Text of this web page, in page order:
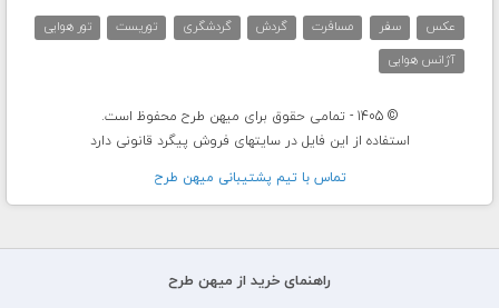
عکس سفر مسافرت گردش گردشگری توریست
تور هوایی
آژانس هوایی
© 1405 - تمامی حقوق برای میهن طرح محفوظ است.
استفاده از این فایل در سایتهای فروش پیگرد قانونی دارد
تماس با تيم پشتيبانی ميهن طرح
راهنمای خرید از میهن طرح